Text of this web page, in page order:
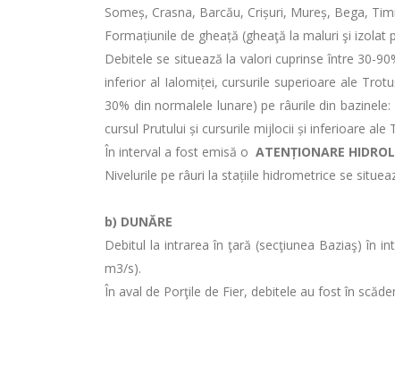
Someș, Crasna, Barcău, Crișuri, Mureș, Bega,
Formațiunile de gheață (gheaţă la maluri şi
Debitele se situează la valori cuprinse între 30-
inferior al Ialomiței, cursurile superioare ale
30% din normalele lunare) pe râurile din
cursul Prutului și cursurile mijlocii și inferioare ale
În interval a fost emisă o ATENȚIONARE
Nivelurile pe râuri la stațiile hidrometrice se
b) DUNĂRE
Debitul la intrarea în ţară (secţiunea Baziaş) în
m3/s).
În aval de Porţile de Fier, debitele au fost în